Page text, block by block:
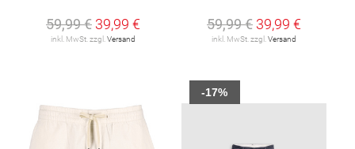
59,99 € 39,99 €
inkl. MwSt. zzgl. Versand
59,99 € 39,99 €
inkl. MwSt. zzgl. Versand
-17%